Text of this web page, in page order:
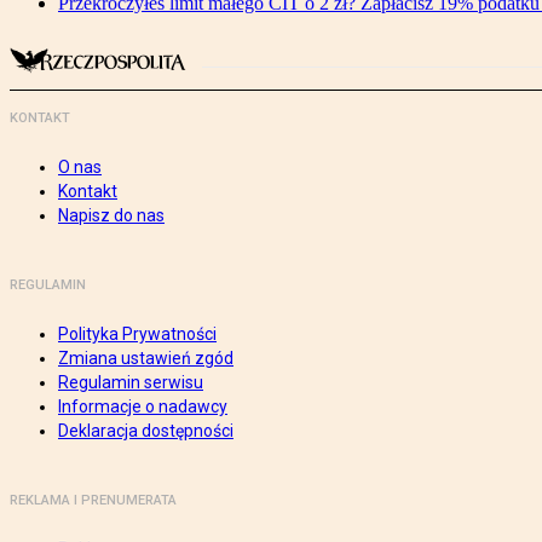
KONTAKT
O nas
Kontakt
Napisz do nas
REGULAMIN
Polityka Prywatności
Zmiana ustawień zgód
Regulamin serwisu
Informacje o nadawcy
Deklaracja dostępności
REKLAMA I PRENUMERATA